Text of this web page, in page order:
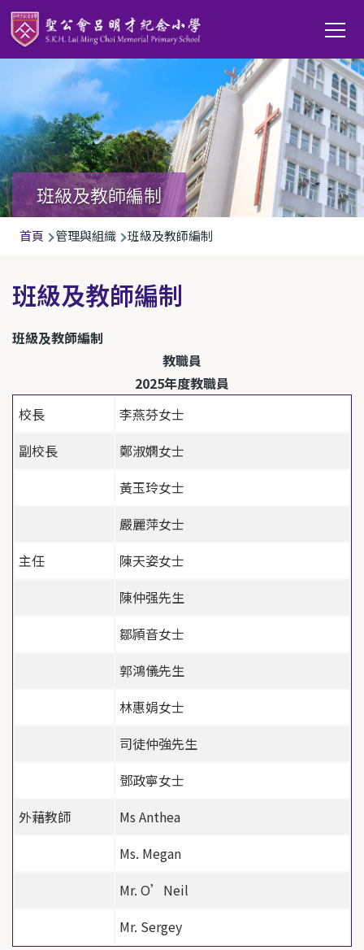
移至主內容
Main
班級及教師編制
導
連
結
首頁 管理與組織 班級及教師編制
班級及教師編制
班級及教師編制
教職員
2025年度教職員
校長
李燕芬女士
副校長
鄭淑嫻女士
黃玉玲女士
嚴麗萍女士
主任
陳天姿女士
陳仲强先生
鄒頴音女士
郭鴻儀先生
林惠娟女士
司徒仲強先生
鄧政寧女士
外藉教師
Ms Anthea
Ms. Megan
Mr. O’Neil
Mr. Sergey